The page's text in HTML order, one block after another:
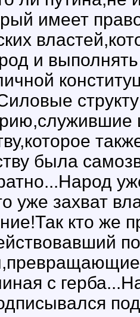
имеет
и
была
уже захват
кто же
с